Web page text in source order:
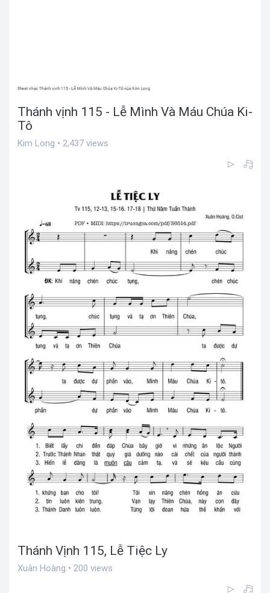
Thánh vịnh 115 - Lễ Mình Và Máu Chúa Ki-
Tô
Kim Long • 2,437 views
Thánh Vịnh 115, Lễ Tiệc Ly
Xuân Hoàng • 200 views